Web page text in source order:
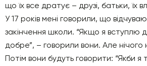
що їх все дратує – друзі, батьки, їх
У 17 років мені говорили, що
закінчення школи. “Якщо я вступлю
добре”, – говорили вони. Але нічого
Потім вони будуть говорити: “Якби я